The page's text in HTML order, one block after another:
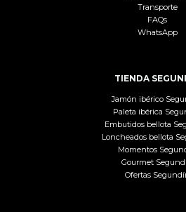
Transporte
FAQs
WhatsApp
TIENDA
Jamón ibérico
Paleta ibérica
Embutidos bellota
Loncheados bellota
Momentos
Gourmet
Ofertas